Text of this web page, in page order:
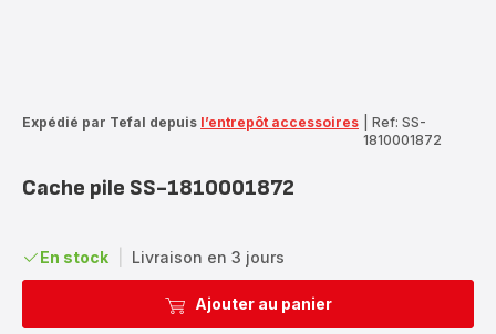
Expédié par Tefal depuis l’entrepôt accessoires
Ref: SS-
1810001872
Cache pile SS-1810001872
En stock Livraison en 3 jours
Ajouter au panier